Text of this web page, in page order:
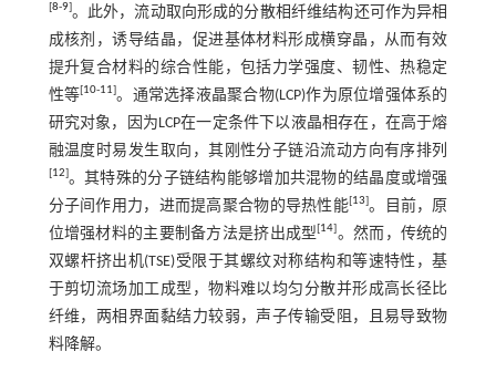
[8-9]。此外，流动取向形成的分散相纤维结构还可作为异相
成核剂，诱导结晶，促进基体材料形成横穿晶，从而有效
提升复合材料的综合性能，包括力学强度、韧性、热稳定
性等[10-11]。通常选择液晶聚合物(LCP)作为原位增强体系的
研究对象，因为LCP在一定条件下以液晶相存在，在高于熔
融温度时易发生取向，其刚性分子链沿流动方向有序排列
[12]。其特殊的分子链结构能够增加共混物的结晶度或增强
分子间作用力，进而提高聚合物的导热性能[13]。目前，原
位增强材料的主要制备方法是挤出成型[14]。然而，传统的
双螺杆挤出机(TSE)受限于其螺纹对称结构和等速特性，基
于剪切流场加工成型，物料难以均匀分散并形成高长径比
纤维，两相界面黏结力较弱，声子传输受阻，且易导致物
料降解。